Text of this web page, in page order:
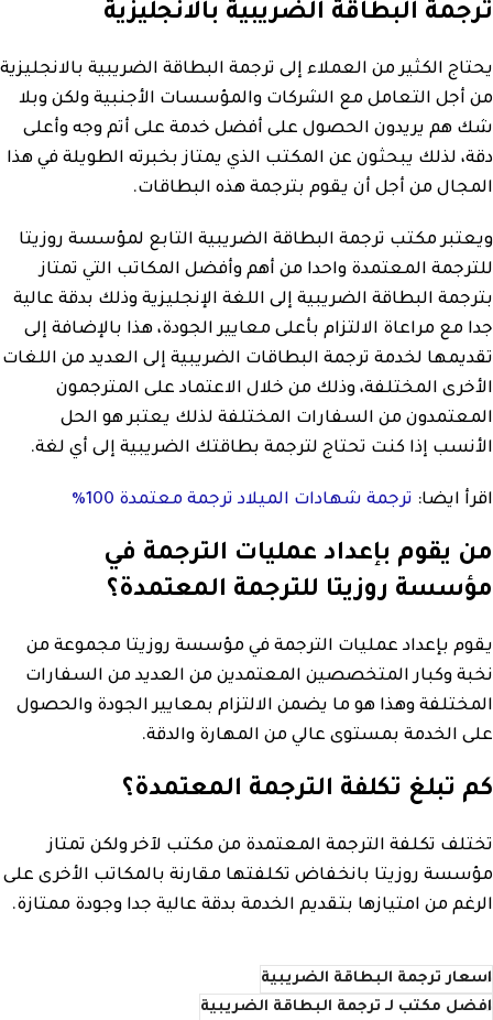
ترجمة البطاقة الضريبية بالانجليزية
يحتاج الكثير من العملاء إلى ترجمة البطاقة الضريبية بالانجليزية
من أجل التعامل مع الشركات والمؤسسات الأجنبية ولكن وبلا
شك هم يريدون الحصول على أفضل خدمة على أتم وجه وأعلى
دقة، لذلك يبحثون عن المكتب الذي يمتاز بخبرته الطويلة في هذا
المجال من أجل أن يقوم بترجمة هذه البطاقات.
ويعتبر مكتب ترجمة البطاقة الضريبية التابع لمؤسسة روزيتا
للترجمة المعتمدة واحدا من أهم وأفضل المكاتب التي تمتاز
بترجمة البطاقة الضريبية إلى اللغة الإنجليزية وذلك بدقة عالية
جدا مع مراعاة الالتزام بأعلى معايير الجودة، هذا بالإضافة إلى
تقديمها لخدمة ترجمة البطاقات الضريبية إلى العديد من اللغات
الأخرى المختلفة، وذلك من خلال الاعتماد على المترجمون
المعتمدون من السفارات المختلفة لذلك يعتبر هو الحل
الأنسب إذا كنت تحتاج لترجمة بطاقتك الضريبية إلى أي لغة.
اقرأ ايضا: ترجمة شهادات الميلاد ترجمة معتمدة 100%
من يقوم بإعداد عمليات الترجمة في
مؤسسة روزيتا للترجمة المعتمدة؟
يقوم بإعداد عمليات الترجمة في مؤسسة روزيتا مجموعة من
نخبة وكبار المتخصصين المعتمدين من العديد من السفارات
المختلفة وهذا هو ما يضمن الالتزام بمعايير الجودة والحصول
على الخدمة بمستوى عالي من المهارة والدقة.
كم تبلغ تكلفة الترجمة المعتمدة؟
تختلف تكلفة الترجمة المعتمدة من مكتب لآخر ولكن تمتاز
مؤسسة روزيتا بانخفاض تكلفتها مقارنة بالمكاتب الأخرى على
الرغم من امتيازها بتقديم الخدمة بدقة عالية جدا وجودة ممتازة.
اسعار ترجمة البطاقة الضريبية
افضل مكتب لـ ترجمة البطاقة الضريبية